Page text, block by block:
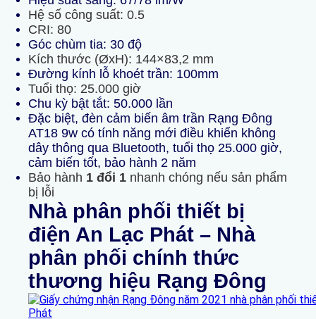
Hệ số công suất: 0.5
CRI: 80
Góc chùm tia: 30 độ
Kích thước (ØxH): 144×83,2 mm
Đường kính lỗ khoét trần: 100mm
Tuổi thọ: 25.000 giờ
Chu kỳ bật tắt: 50.000 lần
Đặc biệt, đèn cảm biến âm trần Rạng Đông
AT18 9w có tính năng mới điều khiển không
dây thông qua Bluetooth, tuổi thọ 25.000 giờ,
cảm biến tốt, bảo hành 2 năm
Bảo hành 1 đổi 1 nhanh chóng nếu sản phẩm
bị lỗi
Nhà phân phối thiết bị
điện An Lạc Phát – Nhà
phân phối chính thức
thương hiệu Rạng Đông